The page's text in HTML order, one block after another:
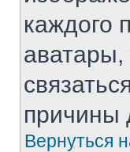
каждого
причины
Вернуться